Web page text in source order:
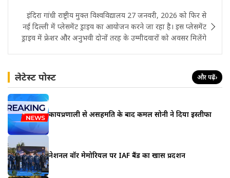
इंदिरा गांधी राष्ट्रीय मुक्त विश्वविद्यालय 27 जनवरी, 2026 को फिर से
नई दिल्ली में प्लेसमेंट ड्राइव का आयोजन करने जा रहा है। इस प्लेसमेंट
ड्राइव में फ्रेशर और अनुभवी दोनों तरह के उम्मीदवारों को अवसर मिलेंगे
लेटेस्ट पोस्ट और पढ़ें›
कार्यप्रणाली से असहमति के बाद कमल सोनी ने दिया इस्तीफा
नेशनल वॉर मेमोरियल पर IAF बैंड का खास प्रदर्शन